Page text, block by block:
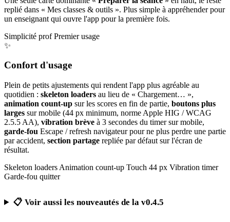
replié dans « Mes classes & outils ». Plus simple à appréhender pour
un enseignant qui ouvre l'app pour la première fois.
Simplicité prof Premier usage
✨
Confort d'usage
Plein de petits ajustements qui rendent l'app plus agréable au
quotidien : skeleton loaders au lieu de « Chargement… »,
animation count-up sur les scores en fin de partie, boutons plus
larges sur mobile (44 px minimum, norme Apple HIG / WCAG
2.5.5 AA), vibration brève à 3 secondes du timer sur mobile,
garde-fou Escape / refresh navigateur pour ne plus perdre une partie
par accident, section partage repliée par défaut sur l'écran de
résultat.
Skeleton loaders Animation count-up Touch 44 px Vibration timer
Garde-fou quitter
📋 Voir aussi les nouveautés de la v0.4.5